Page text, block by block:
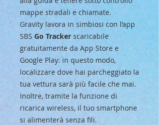
mappe stradali e chiamate.
Gravity lavora in simbiosi con l’app
SBS Go Tracker scaricabile
gratuitamente da App Store e
Google Play: in questo modo,
localizzare dove hai parcheggiato la
tua vettura sarà più facile che mai.
Inoltre, tramite la funzione di
ricarica wireless, il tuo smartphone
si alimenterà senza fili.